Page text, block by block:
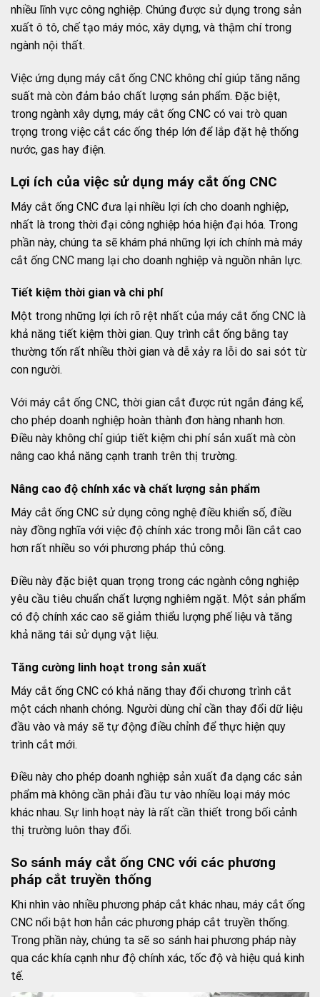
nhiều lĩnh vực công nghiệp. Chúng được sử dụng trong sản
xuất ô tô, chế tạo máy móc, xây dựng, và thậm chí trong
ngành nội thất.
Việc ứng dụng máy cắt ống CNC không chỉ giúp tăng năng
suất mà còn đảm bảo chất lượng sản phẩm. Đặc biệt,
trong ngành xây dựng, máy cắt ống CNC có vai trò quan
trọng trong việc cắt các ống thép lớn để lắp đặt hệ thống
nước, gas hay điện.
Lợi ích của việc sử dụng máy cắt ống CNC
Máy cắt ống CNC đưa lại nhiều lợi ích cho doanh nghiệp,
nhất là trong thời đại công nghiệp hóa hiện đại hóa. Trong
phần này, chúng ta sẽ khám phá những lợi ích chính mà máy
cắt ống CNC mang lại cho doanh nghiệp và nguồn nhân lực.
Tiết kiệm thời gian và chi phí
Một trong những lợi ích rõ rệt nhất của máy cắt ống CNC là
khả năng tiết kiệm thời gian. Quy trình cắt ống bằng tay
thường tốn rất nhiều thời gian và dễ xảy ra lỗi do sai sót từ
con người.
Với máy cắt ống CNC, thời gian cắt được rút ngắn đáng kể,
cho phép doanh nghiệp hoàn thành đơn hàng nhanh hơn.
Điều này không chỉ giúp tiết kiệm chi phí sản xuất mà còn
nâng cao khả năng cạnh tranh trên thị trường.
Nâng cao độ chính xác và chất lượng sản phẩm
Máy cắt ống CNC sử dụng công nghệ điều khiển số, điều
này đồng nghĩa với việc độ chính xác trong mỗi lần cắt cao
hơn rất nhiều so với phương pháp thủ công.
Điều này đặc biệt quan trọng trong các ngành công nghiệp
yêu cầu tiêu chuẩn chất lượng nghiêm ngặt. Một sản phẩm
có độ chính xác cao sẽ giảm thiểu lượng phế liệu và tăng
khả năng tái sử dụng vật liệu.
Tăng cường linh hoạt trong sản xuất
Máy cắt ống CNC có khả năng thay đổi chương trình cắt
một cách nhanh chóng. Người dùng chỉ cần thay đổi dữ liệu
đầu vào và máy sẽ tự động điều chỉnh để thực hiện quy
trình cắt mới.
Điều này cho phép doanh nghiệp sản xuất đa dạng các sản
phẩm mà không cần phải đầu tư vào nhiều loại máy móc
khác nhau. Sự linh hoạt này là rất cần thiết trong bối cảnh
thị trường luôn thay đổi.
So sánh máy cắt ống CNC với các phương
pháp cắt truyền thống
Khi nhìn vào nhiều phương pháp cắt khác nhau, máy cắt ống
CNC nổi bật hơn hẳn các phương pháp cắt truyền thống.
Trong phần này, chúng ta sẽ so sánh hai phương pháp này
qua các khía cạnh như độ chính xác, tốc độ và hiệu quả kinh
tế.